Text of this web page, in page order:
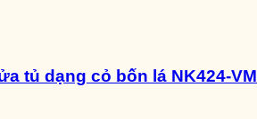
tủ dạng cỏ bốn lá NK424-VM